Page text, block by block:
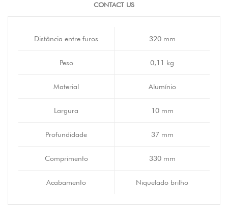
CONTACT US
Distância entre furos 320 mm
Peso 0,11 kg
Material Alumínio
Largura 10 mm
Profundidade 37 mm
Comprimento 330 mm
Acabamento Niquelado brilho